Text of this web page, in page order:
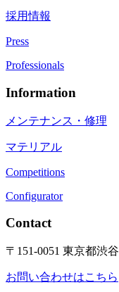
採用情報
Press
Professionals
Information
メンテナンス・修理
マテリアル
Competitions
Configurator
Contact
〒151-0051 東京都渋
お問い合わせはこちら